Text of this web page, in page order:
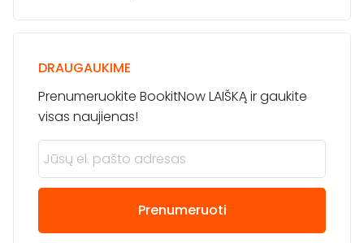
DRAUGAUKIME
Prenumeruokite BookitNow LAIŠKĄ ir gaukite
visas naujienas!
Prenumeruoti